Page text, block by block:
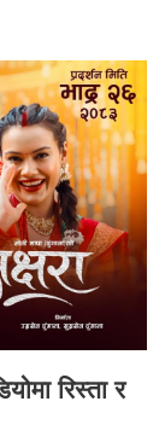
रिस्ता र